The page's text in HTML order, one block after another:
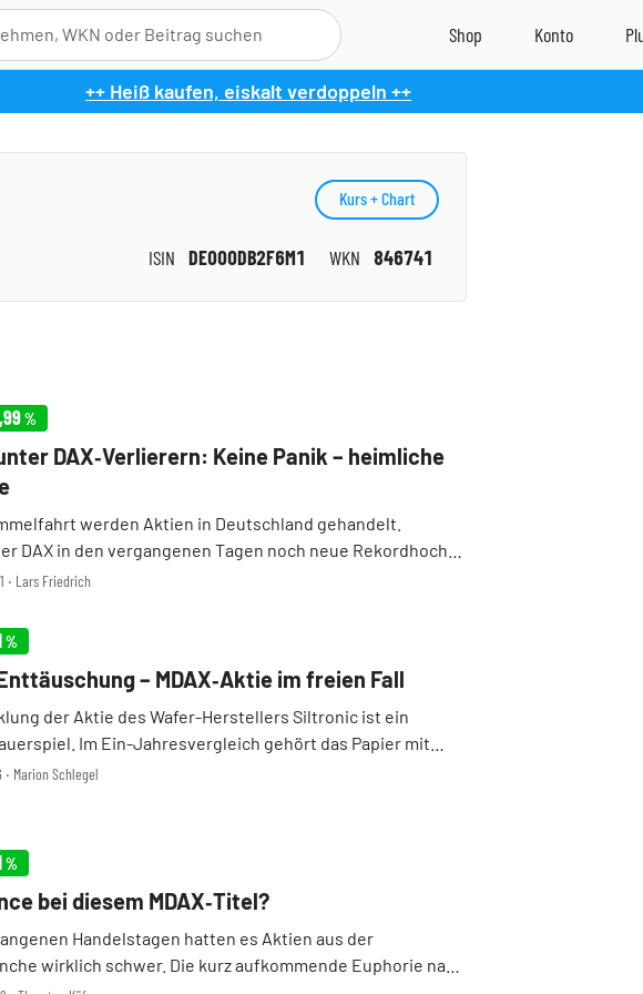
++ Heiß kaufen, eiskalt verdoppeln ++
ISIN DE000DB2F6M1 WKN 846741
Kurs + Chart
%
‧ Lars Friedrich
DAX‑Verlierern: Keine Panik – heimliche
werden Aktien in Deutschland gehandelt.
DAX in den vergangenen Tagen noch neue Rekordhochs
und heute zunächst fast ein Prozent im Plus gestartet
%
‧ Marion Schlegel
– MDAX‑Aktie im freien Fall
der Aktie des Wafer-Herstellers Siltronic ist ein
Im Ein-Jahresvergleich gehört das Papier mit
schlechtesten Werten im MDAX. Und auch heute geht es
%
bei diesem MDAX‑Titel?
Handelstagen hatten es Aktien aus der
wirklich schwer. Die kurz aufkommende Euphorie nach